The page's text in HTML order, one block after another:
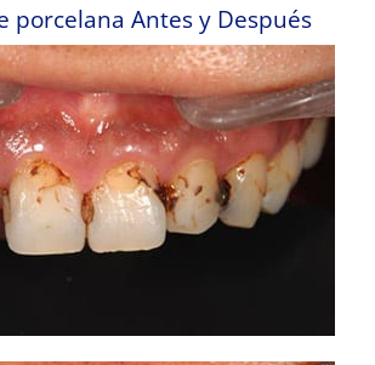
porcelana Antes y Después